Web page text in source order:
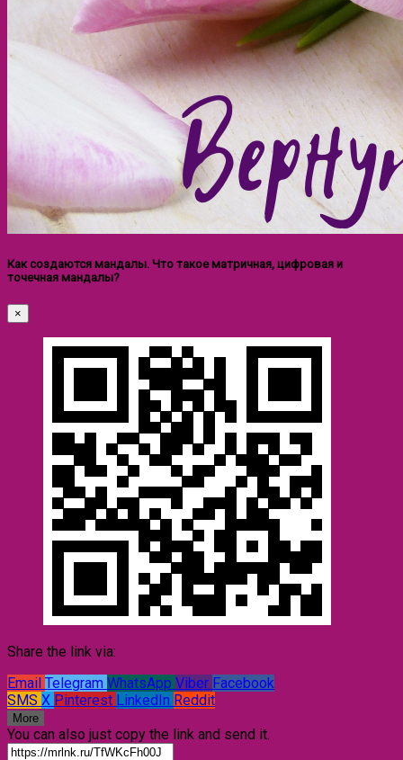
Как создаются мандалы. Что такое матричная, цифровая и
точечная мандалы?
×
Share the link via:
Email Telegram WhatsApp Viber Facebook
SMS X Pinterest LinkedIn Reddit
More
You can also just copy the link and send it.